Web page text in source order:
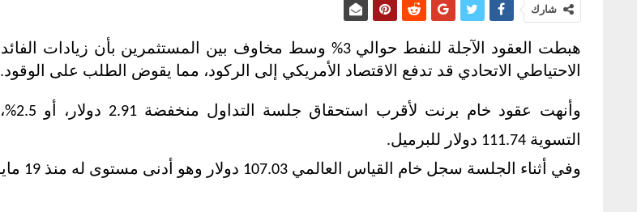
شارك
الاحتياطي الاتحادي قد تدفع الاقتصاد الأمريكي إلى الركود، مما يقوض الطلب على الوقود.
التسوية 111.74 دولار للبرميل.
وفي أثناء الجلسة سجل خام القياس العالمي 107.03 دولار وهو أدنى مستوى له منذ 19 مايو.